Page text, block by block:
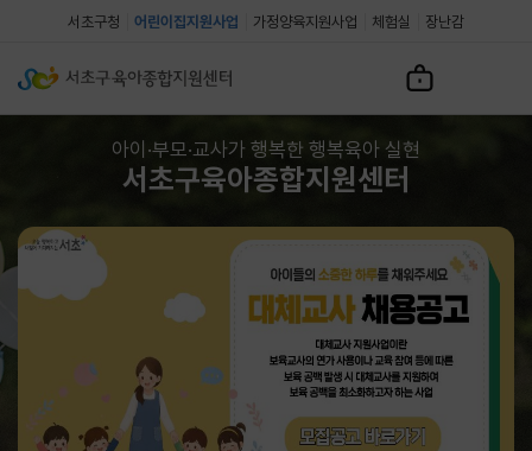
서초구청 어린이집지원사업 가정양육지원사업 체험실 장난감
아이·부모·교사가 행복한 행복육아 실현
서초구육아종합지원센터